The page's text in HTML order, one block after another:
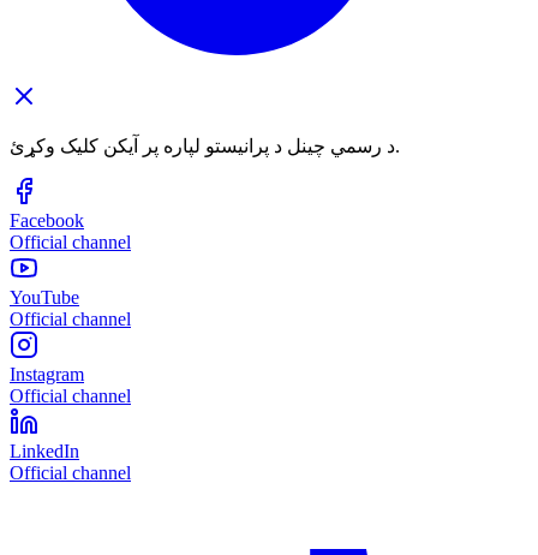
د رسمي چینل د پرانیستو لپاره پر آیکن کلیک وکړئ.
Facebook
Official channel
YouTube
Official channel
Instagram
Official channel
LinkedIn
Official channel